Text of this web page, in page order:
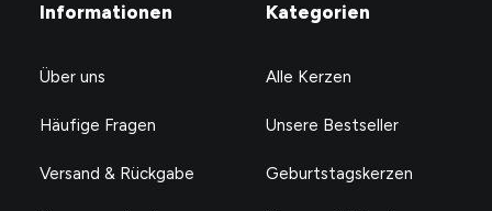
Informationen
Über uns
Häufige Fragen
Versand & Rückgabe
Kategorien
Alle Kerzen
Unsere Bestseller
Geburtstagskerzen